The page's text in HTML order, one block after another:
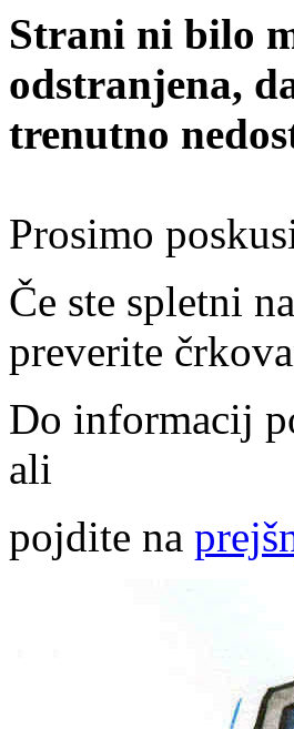
Strani ni bilo
odstranjena,
trenutno
Prosimo
Če ste spletni
preverite
Do informacij
ali
pojdite na